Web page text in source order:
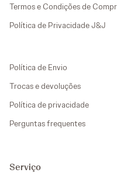
Termos e Condições de
Política de Privacidade J&J
Política de Envio
Trocas e devoluções
Política de privacidade
Perguntas frequentes
Serviço